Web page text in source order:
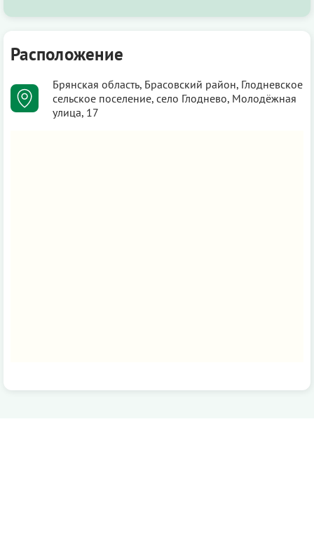
Расположение
Брянская область, Брасовский район, Глодневское
сельское поселение, село Глоднево, Молодёжная
улица, 17